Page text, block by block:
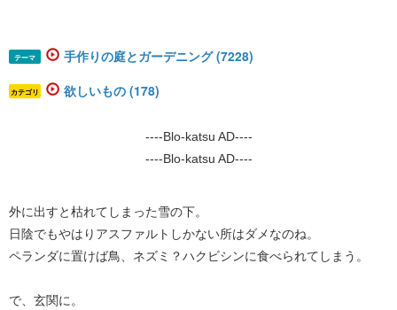
テーマ 手作りの庭とガーデニング (7228)
カテゴリ 欲しいもの (178)
----Blo-katsu AD----
----Blo-katsu AD----
外に出すと枯れてしまった雪の下。
日陰でもやはりアスファルトしかない所はダメなのね。
ペランダに置けば鳥、ネズミ？ハクビシンに食べられてしまう。
で、玄関に。